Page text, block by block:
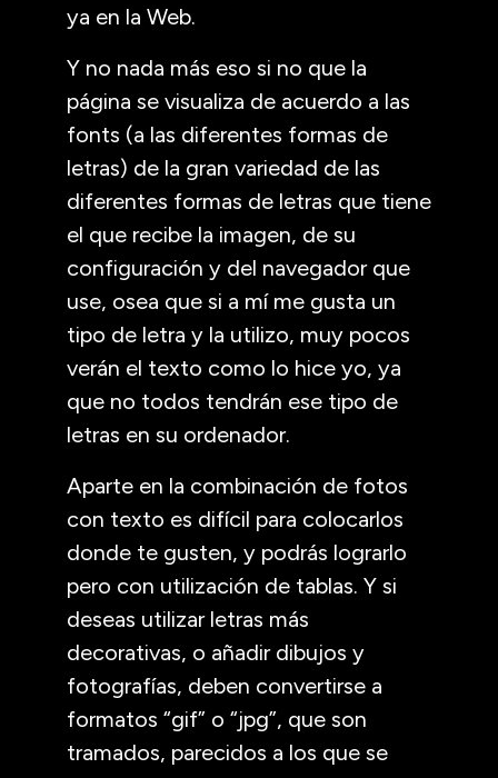
ya en la Web.
Y no nada más eso si no que la
página se visualiza de acuerdo a las
fonts (a las diferentes formas de
letras) de la gran variedad de las
diferentes formas de letras que tiene
el que recibe la imagen, de su
configuración y del navegador que
use, osea que si a mí me gusta un
tipo de letra y la utilizo, muy pocos
verán el texto como lo hice yo, ya
que no todos tendrán ese tipo de
letras en su ordenador.
Aparte en la combinación de fotos
con texto es difícil para colocarlos
donde te gusten, y podrás lograrlo
pero con utilización de tablas. Y si
deseas utilizar letras más
decorativas, o añadir dibujos y
fotografías, deben convertirse a
formatos “gif” o “jpg”, que son
tramados, parecidos a los que se